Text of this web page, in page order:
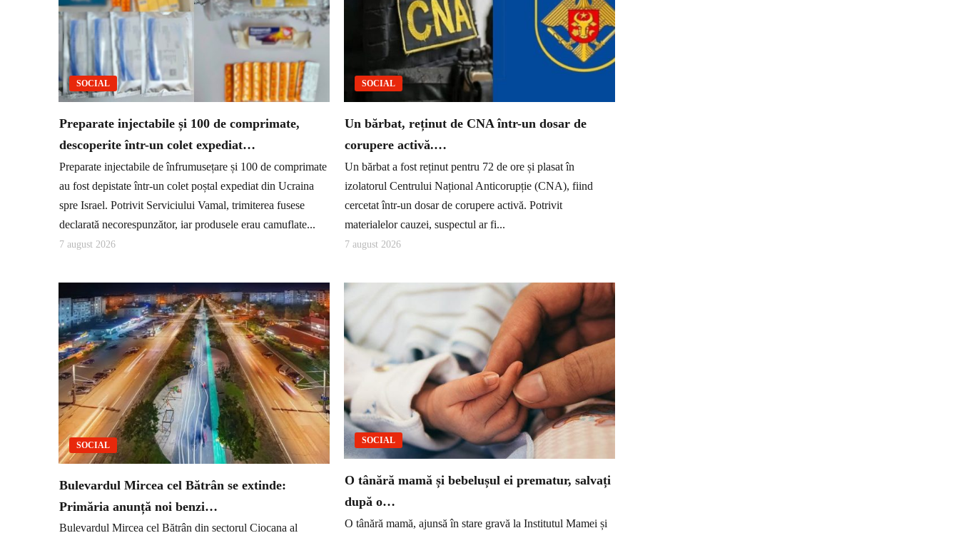
SOCIAL
Preparate injectabile și 100 de comprimate,
descoperite într-un colet expediat…
Preparate injectabile de înfrumusețare și 100 de comprimate
au fost depistate într-un colet poștal expediat din Ucraina
spre Israel. Potrivit Serviciului Vamal, trimiterea fusese
declarată necorespunzător, iar produsele erau camuflate...
7 august 2026
SOCIAL
Un bărbat, reținut de CNA într-un dosar de
corupere activă.…
Un bărbat a fost reținut pentru 72 de ore și plasat în
izolatorul Centrului Național Anticorupție (CNA), fiind
cercetat într-un dosar de corupere activă. Potrivit
materialelor cauzei, suspectul ar fi...
7 august 2026
SOCIAL
Bulevardul Mircea cel Bătrân se extinde:
Primăria anunță noi benzi…
Bulevardul Mircea cel Bătrân din sectorul Ciocana al
SOCIAL
O tânără mamă și bebelușul ei prematur, salvați
după o…
O tânără mamă, ajunsă în stare gravă la Institutul Mamei și